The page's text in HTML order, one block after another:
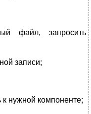
файл, запросить
записи;
к нужной компоненте;